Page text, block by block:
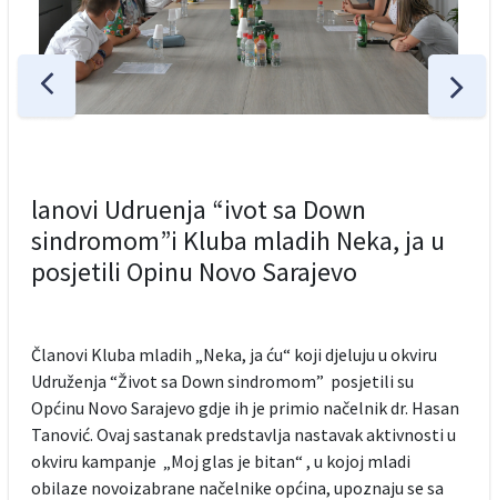
lanovi Udruenja “ivot sa Down
sindromom”i Kluba mladih Neka, ja u
posjetili Opinu Novo Sarajevo
Članovi Kluba mladih „Neka, ja ću“ koji djeluju u okviru
Udruženja “Život sa Down sindromom” posjetili su
Općinu Novo Sarajevo gdje ih je primio načelnik dr. Hasan
Tanović. Ovaj sastanak predstavlja nastavak aktivnosti u
okviru kampanje „Moj glas je bitan“ , u kojoj mladi
obilaze novoizabrane načelnike općina, upoznaju se sa